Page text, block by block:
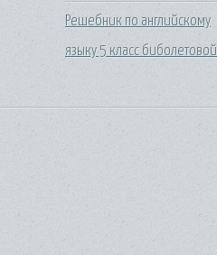
Решебник по английскому
языку 5 класс биболетовой